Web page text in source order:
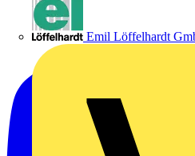
Emil Löffelhardt